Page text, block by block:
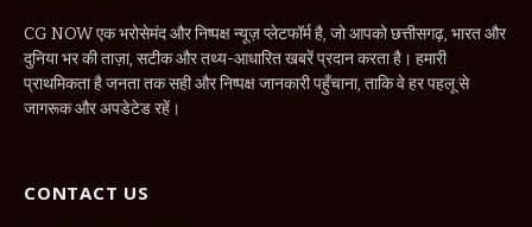
CG NOW एक भरोसेमंद और निष्पक्ष न्यूज़ प्लेटफॉर्म है, जो आपको छत्तीसगढ़, भारत और
दुनिया भर की ताज़ा, सटीक और तथ्य-आधारित खबरें प्रदान करता है। हमारी
प्राथमिकता है जनता तक सही और निष्पक्ष जानकारी पहुँचाना, ताकि वे हर पहलू से
जागरूक और अपडेटेड रहें।
CONTACT US